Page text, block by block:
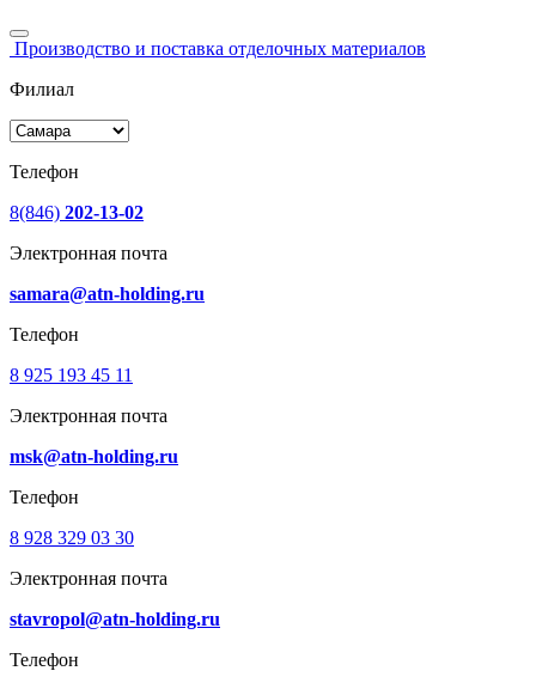
Производство и поставка отделочных материалов
Филиал
Телефон
8(846) 202-13-02
Электронная почта
samara@atn-holding.ru
Телефон
8 925 193 45 11
Электронная почта
msk@atn-holding.ru
Телефон
8 928 329 03 30
Электронная почта
stavropol@atn-holding.ru
Телефон